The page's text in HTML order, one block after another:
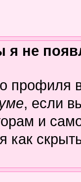
я не
, если
и
как